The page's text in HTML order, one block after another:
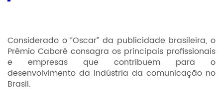
Considerado o “Oscar” da publicidade brasileira, o
Prêmio Caboré consagra os principais profissionais
e empresas que contribuem para o
desenvolvimento da indústria da comunicação no
Brasil.